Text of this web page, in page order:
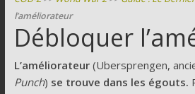
Guides
et
astuces
pour
l’améliorateur
Débloquer
L’améliorateur(Ubersprengen,
Punch) se trouve dans les égouts.